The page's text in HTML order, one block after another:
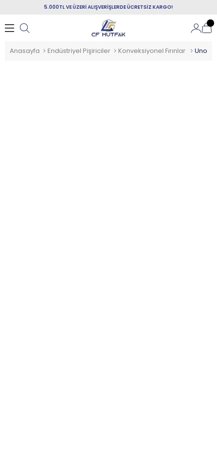
5.000TL VE ÜZERİ ALIŞVERİŞLERDE ÜCRETSİZ KARGO!
Anasayfa Endüstriyel Pişiriciler Konveksiyonel Fırınlar